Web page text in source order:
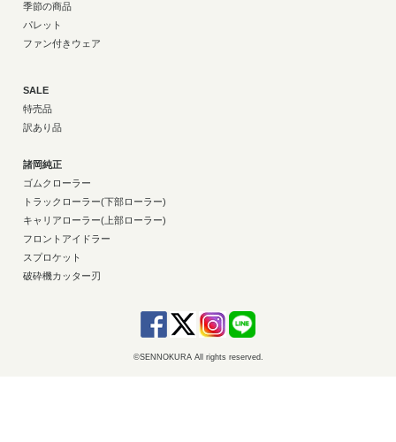
季節の商品
パレット
ファン付きウェア
SALE
特売品
訳あり品
諸岡純正
ゴムクローラー
トラックローラー(下部ローラー)
キャリアローラー(上部ローラー)
フロントアイドラー
スプロケット
破砕機カッター刃
©SENNOKURA All rights reserved.